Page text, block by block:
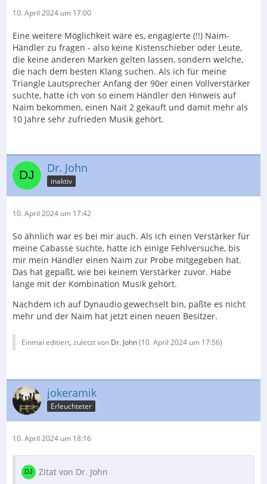
10. April 2024 um 17:00
Eine weitere Möglichkeit wäre es, engagierte (!!) Naim-
Händler zu fragen - also keine Kistenschieber oder Leute,
die keine anderen Marken gelten lassen, sondern welche,
die nach dem besten Klang suchen. Als ich für meine
Triangle Lautsprecher Anfang der 90er einen Vollverstärker
suchte, hatte ich von so einem Händler den Hinweis auf
Naim bekommen, einen Nait 2 gekauft und damit mehr als
10 Jahre sehr zufrieden Musik gehört.
Dr. John
inaktiv
10. April 2024 um 17:42
So ähnlich war es bei mir auch. Als ich einen Verstärker für
meine Cabasse suchte, hatte ich einige Fehlversuche, bis
mir mein Händler einen Naim zur Probe mitgegeben hat.
Das hat gepaßt, wie bei keinem Verstärker zuvor. Habe
lange mit der Kombination Musik gehört.
Nachdem ich auf Dynaudio gewechselt bin, paßte es nicht
mehr und der Naim hat jetzt einen neuen Besitzer.
Einmal editiert, zuletzt von Dr. John(10. April 2024 um 17:56)
jokeramik
Erleuchteter
10. April 2024 um 18:16
Zitat von Dr. John